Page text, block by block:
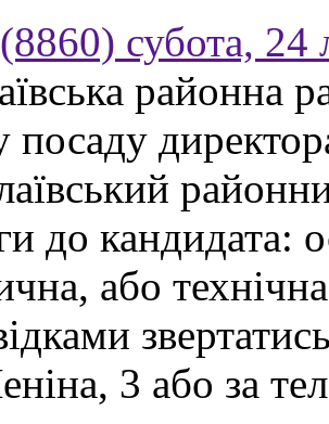
субота, 24
районна
посаду
до кандидата:
або
3 або за